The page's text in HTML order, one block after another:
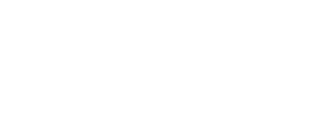
です。
ず変更すること